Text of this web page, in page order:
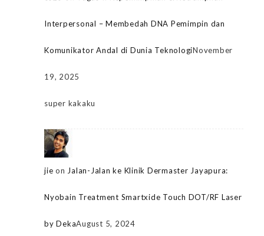
Interpersonal – Membedah DNA Pemimpin dan
Komunikator Andal di Dunia TeknologiNovember
19, 2025
super kakaku
jie on Jalan-Jalan ke Klinik Dermaster Jayapura:
Nyobain Treatment Smartxide Touch DOT/RF Laser
by DekaAugust 5, 2024